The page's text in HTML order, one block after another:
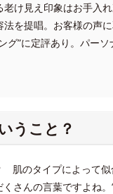
け見え印象はお手入
を提唱。お客様の声
グ”に定評あり。パー
うこと？
肌のタイプによって
さんの言葉ですよね